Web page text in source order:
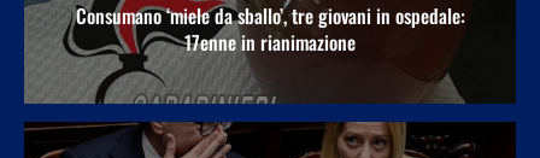
Consumano ‘miele da sballo’, tre giovani in ospedale:
17enne in rianimazione